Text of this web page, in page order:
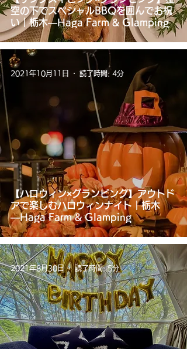
空の下でスペシャルBBQを囲んでお祝
い｜栃木―Haga Farm & Glamping
【ハロウィン×グランピング】アウトド
アで楽しむハロウィンナイト｜栃木
―Haga Farm & Glamping
2021年10月11日 読了時間: 4分
2021年8月30日 読了時間: 5分